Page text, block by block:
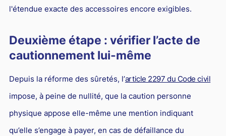
l'étendue exacte des accessoires encore exigibles.
Deuxième étape : vérifier l’acte de
cautionnement lui-même
Depuis la réforme des sûretés, l’article 2297 du Code civil
impose, à peine de nullité, que la caution personne
physique appose elle-même une mention indiquant
qu’elle s’engage à payer, en cas de défaillance du